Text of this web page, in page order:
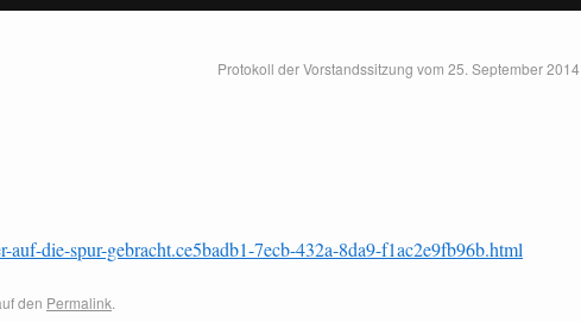
Protokoll der Vorstandssitzung vom 25. September 2014
die-spur-gebracht.ce5badb1-7ecb-432a-8da9-f1ac2e9fb96b.html
den Permalink.